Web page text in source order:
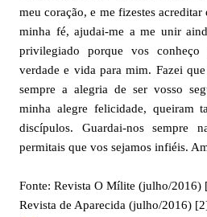
meu coração, e me fizestes
minha fé, ajudai-me a me unir
privilegiado porque vos
verdade e vida para mim. Fazei
sempre a alegria de ser vosso
minha alegre felicidade, queiram
discípulos. Guardai-nos sempre
permitais que vos sejamos infiéis.
Fonte: Revista O Mílite (julho/2016)
Revista de Aparecida (julho/2016)